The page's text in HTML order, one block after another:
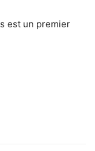
est un premier